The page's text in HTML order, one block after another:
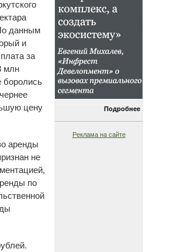
данным
и
за
млн
боролись
цену
аренды
не
по
Подробнее
Реклама на сайте